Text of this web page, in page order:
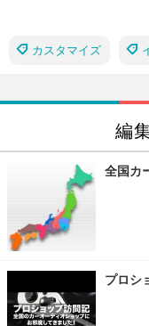
カスタマイズ
編
全国カ
プロシ